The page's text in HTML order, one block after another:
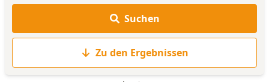
ANAGRAMM-GENERATOR
WORTLISTE
Suchen
Zu den Ergebnissen